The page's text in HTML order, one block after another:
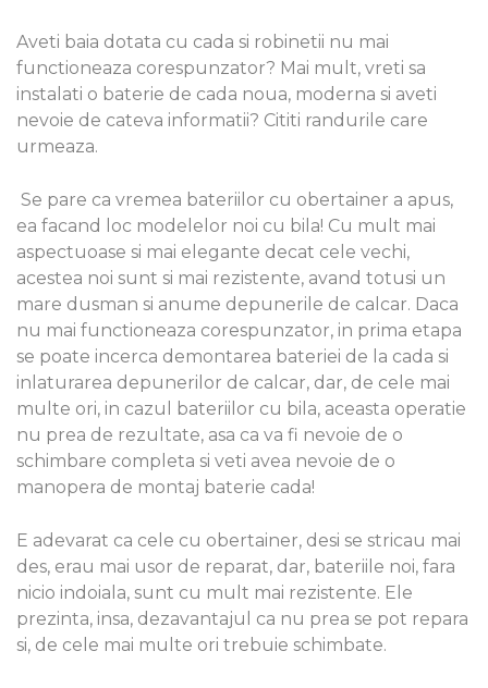
Aveti baia dotata cu cada si robinetii nu mai
functioneaza corespunzator? Mai mult, vreti sa
instalati o baterie de cada noua, moderna si aveti
nevoie de cateva informatii? Cititi randurile care
urmeaza.
Se pare ca vremea bateriilor cu obertainer a apus,
ea facand loc modelelor noi cu bila! Cu mult mai
aspectuoase si mai elegante decat cele vechi,
acestea noi sunt si mai rezistente, avand totusi un
mare dusman si anume depunerile de calcar. Daca
nu mai functioneaza corespunzator, in prima etapa
se poate incerca demontarea bateriei de la cada si
inlaturarea depunerilor de calcar, dar, de cele mai
multe ori, in cazul bateriilor cu bila, aceasta operatie
nu prea de rezultate, asa ca va fi nevoie de o
schimbare completa si veti avea nevoie de o
manopera de montaj baterie cada!
E adevarat ca cele cu obertainer, desi se stricau mai
des, erau mai usor de reparat, dar, bateriile noi, fara
nicio indoiala, sunt cu mult mai rezistente. Ele
prezinta, insa, dezavantajul ca nu prea se pot repara
si, de cele mai multe ori trebuie schimbate.